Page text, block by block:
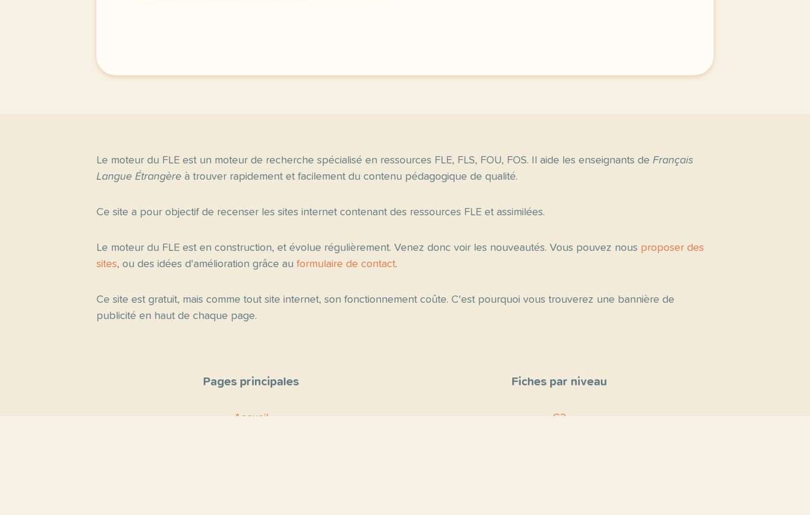
Le moteur du FLE est un moteur de recherche spécialisé en ressources FLE, FLS, FOU, FOS. Il aide les enseignants de Français
Langue Étrangère à trouver rapidement et facilement du contenu pédagogique de qualité.
Ce site a pour objectif de recenser les sites internet contenant des ressources FLE et assimilées.
Le moteur du FLE est en construction, et évolue régulièrement. Venez donc voir les nouveautés. Vous pouvez nous proposer des
sites, ou des idées d'amélioration grâce au formulaire de contact.
Ce site est gratuit, mais comme tout site internet, son fonctionnement coûte. C'est pourquoi vous trouverez une bannière de
publicité en haut de chaque page.
Pages principales
Accueil
Fiches par niveau
C2